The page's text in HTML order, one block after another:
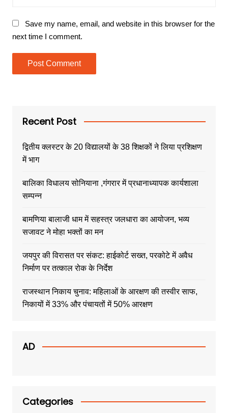
Save my name, email, and website in this browser for the
next time I comment.
Recent Post
द्वितीय क्लस्टर के 20 विद्यालयों के 38 शिक्षकों ने लिया प्रशिक्षण
में भाग
बालिका विधालय सोनियाना ,गंगरार में प्रधानाध्यापक कार्यशाला
सम्पन्न
बामणिया बालाजी धाम में सहस्त्र जलधारा का आयोजन, भव्य
सजावट ने मोहा भक्तों का मन
जयपुर की विरासत पर संकट: हाईकोर्ट सख्त, परकोटे में अवैध
निर्माण पर तत्काल रोक के निर्देश
राजस्थान निकाय चुनाव: महिलाओं के आरक्षण की तस्वीर साफ,
निकायों में 33% और पंचायतों में 50% आरक्षण
AD
Categories